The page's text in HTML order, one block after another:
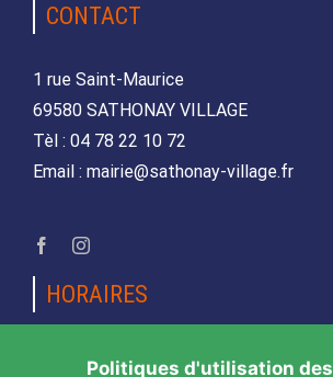
CONTACT
1 rue Saint-Maurice
69580 SATHONAY VILLAGE
Tèl : 04 78 22 10 72
Email : mairie@sathonay-village.fr
HORAIRES
Lundi, mardi, jeudi et vendredi
Politiques d'utilisation des